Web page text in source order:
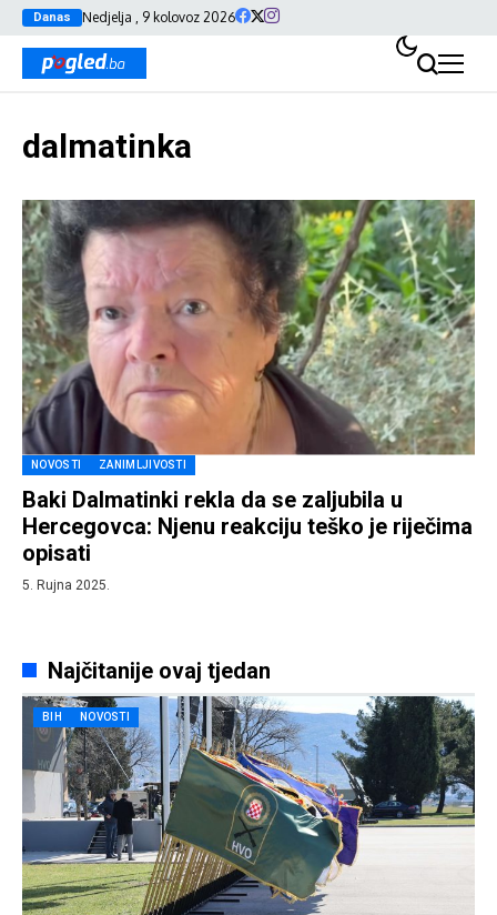
Danas Nedjelja , 9 kolovoz 2026
dalmatinka
NOVOSTI ZANIMLJIVOSTI
Baki Dalmatinki rekla da se zaljubila u
Hercegovca: Njenu reakciju teško je riječima
opisati
5. Rujna 2025.
Najčitanije ovaj tjedan
BIH NOVOSTI